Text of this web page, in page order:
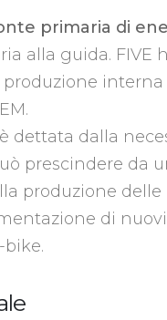
primaria di
alla guida. FIVE
dettata dalla
prescindere da
produzione
di
bike.